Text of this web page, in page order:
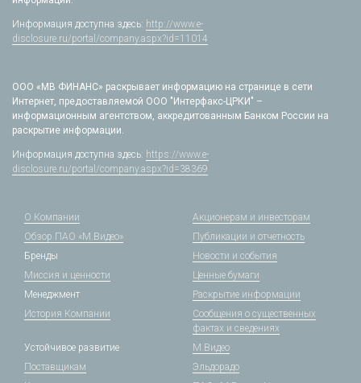
Информация доступна здесь: http://www.e-
disclosure.ru/portal/company.aspx?id=11014
ООО «МВ ФИНАНС» раскрывает информацию на странице в сети
Интернет, предоставляемой ООО "Интерфакс-ЦРКИ" –
информационным агентством, аккредитованным Банком России на
раскрытие информации.
Информация доступна здесь: https://www.e-
disclosure.ru/portal/company.aspx?id=38369
О Компании
Обзор ПАО «М.Видео»
Бренды
Миссия и ценности
Менеджмент
История Компании
Акционерам и инвесторам
Публикации и отчетность
Новости и события
Ценные бумаги
Раскрытие информации
Сообщения о существенных
фактах и сведениях
Устойчивое развитие
Поставщикам
М.Видео
Эльдорадо